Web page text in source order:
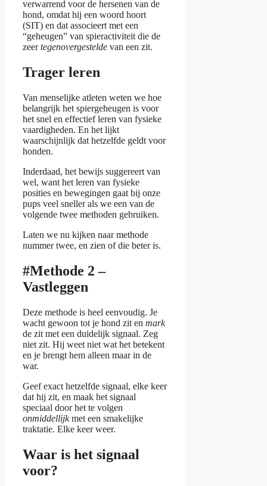
verwarrend voor de hersenen van de
hond, omdat hij een woord hoort
(SIT) en dat associeert met een
“geheugen” van spieractiviteit die de
zeertegenovergestelde van een zit.
Trager leren
Van menselijke atleten weten we hoe
belangrijk het spiergeheugen is voor
het snel en effectief leren van fysieke
vaardigheden. En het lijkt
waarschijnlijk dat hetzelfde geldt voor
honden.
Inderdaad, het bewijs suggereert van
wel, want het leren van fysieke
posities en bewegingen gaat bij onze
pups veel sneller als we een van de
volgende twee methoden gebruiken.
Laten we nu kijken naar methode
nummer twee, en zien of die beter is.
#Methode 2 –
Vastleggen
Deze methode is heel eenvoudig. Je
wacht gewoon tot je hond zit en mark
de zit met een duidelijk signaal. Zeg
niet zit. Hij weet niet wat het betekent
en je brengt hem alleen maar in de
war.
Geef exact hetzelfde signaal, elke keer
dat hij zit, en maak het signaal
speciaal door het te volgen
onmiddellijkmet een smakelijke
traktatie. Elke keer weer.
Waar is het signaal
voor?